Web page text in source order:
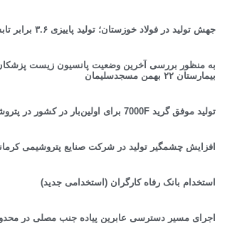
جهش تولید در فولاد خوزستان؛ تولید پاییزی ۳.۶ برابر تابستان!
به منظور بررسی آخرین وضعیت پانسیون زیست پزشکان
بیمارستان ۲۲ بهمن مسجدسلیمان
تولید موفق گرید 7000F برای اولین‌بار در کشور در پتروشیمی بندر امام
افزایش چشمگیر تولید در شرکت صنایع پتروشیمی
استخدام بانک رفاه کارگران (استخدامی جدید)
اجرای مسیر دسترسی عابرین پیاده جنب مصلی در